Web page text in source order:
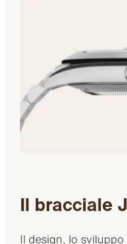
Il bracciale
Il design, lo